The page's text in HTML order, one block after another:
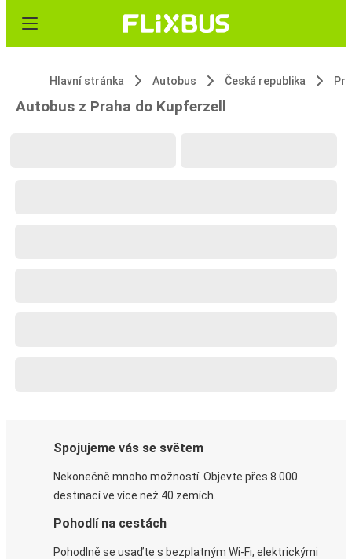
Hlavní stránka Autobus Česká republika
Autobus z Praha do Kupferzell
Spojujeme vás se světem
Nekonečně mnoho možností. Objevte přes 8 000
destinací ve více než 40 zemích.
Pohodlí na cestách
Pohodlně se usaďte s bezplatným Wi-Fi, elektrickými